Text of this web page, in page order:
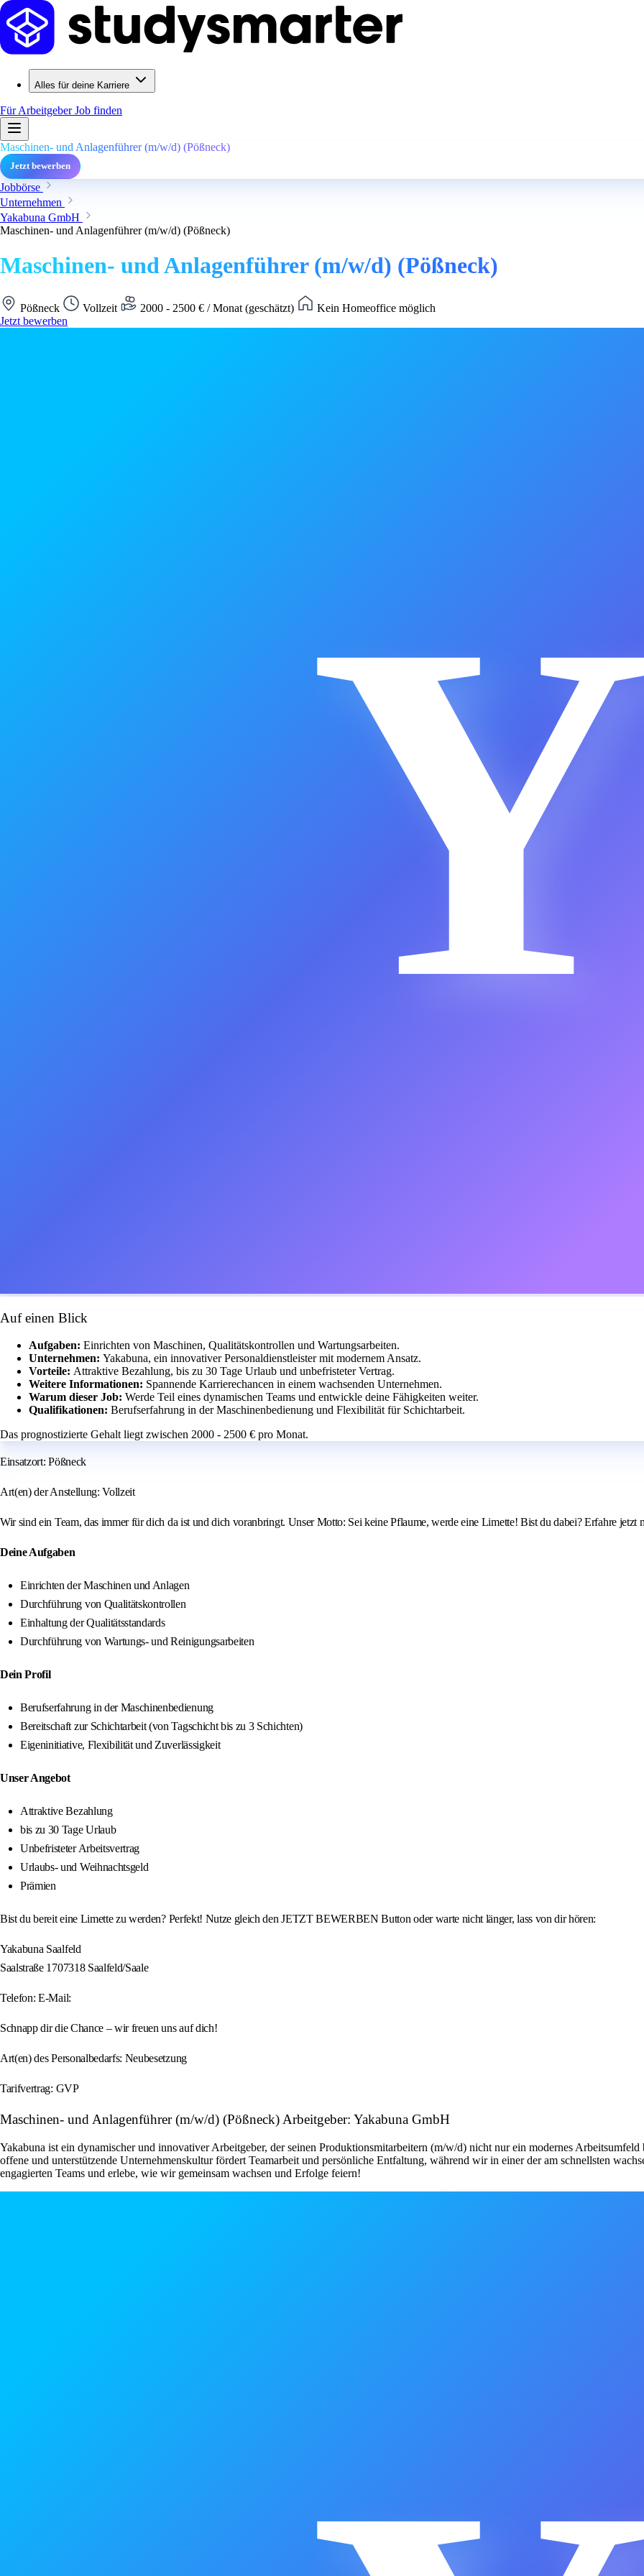
Alles für deine Karriere
Für ArbeitgeberJob finden
Maschinen- und Anlagenführer (m/w/d) (Pößneck)
Jetzt bewerben
Jobbörse
Unternehmen
Yakabuna GmbH
Maschinen- und Anlagenführer (m/w/d) (Pößneck)
Maschinen- und Anlagenführer (m/w/d) (Pößneck)
Pößneck Vollzeit 2000 - 2500 € / Monat (geschätzt)
Kein Homeoffice möglich
Jetzt bewerben
Auf einen Blick
Aufgaben: Einrichten von Maschinen, Qualitätskontrollen und Wartungsarbeiten.
Unternehmen: Yakabuna, ein innovativer Personaldienstleister mit modernem Ansatz.
Vorteile: Attraktive Bezahlung, bis zu 30 Tage Urlaub und unbefristeter Vertrag.
Weitere Informationen: Spannende Karrierechancen in einem wachsenden Unternehmen.
Warum dieser Job: Werde Teil eines dynamischen Teams und entwickle deine Fähigkeiten weiter.
Qualifikationen: Berufserfahrung in der Maschinenbedienung und Flexibilität für Schichtarbeit.
Das prognostizierte Gehalt liegt zwischen 2000 - 2500 € pro Monat.
Einsatzort: Pößneck
Art(en) der Anstellung: Vollzeit
Wir sind ein Team, das immer für dich da ist und dich voranbringt. Unser Motto: Sei keine Pflaume, werde eine Limette! Bist du dabei? Erfahre jetzt
Deine Aufgaben
Einrichten der Maschinen und Anlagen
Durchführung von Qualitätskontrollen
Einhaltung der Qualitätsstandards
Durchführung von Wartungs- und Reinigungsarbeiten
Dein Profil
Berufserfahrung in der Maschinenbedienung
Bereitschaft zur Schichtarbeit (von Tagschicht bis zu 3 Schichten)
Eigeninitiative, Flexibilität und Zuverlässigkeit
Unser Angebot
Attraktive Bezahlung
bis zu 30 Tage Urlaub
Unbefristeter Arbeitsvertrag
Urlaubs- und Weihnachtsgeld
Prämien
Bist du bereit eine Limette zu werden? Perfekt! Nutze gleich den JETZT BEWERBEN Button oder warte nicht länger, lass von dir hören:
Yakabuna Saalfeld
Saalstraße 1707318 Saalfeld/Saale
Telefon: E-Mail:
Schnapp dir die Chance – wir freuen uns auf dich!
Art(en) des Personalbedarfs: Neubesetzung
Tarifvertrag: GVP
Maschinen- und Anlagenführer (m/w/d) (Pößneck) Arbeitgeber: Yakabuna GmbH
Yakabuna ist ein dynamischer und innovativer Arbeitgeber, der seinen Produktionsmitarbeitern (m/w/d) nicht nur ein modernes
offene und unterstützende Unternehmenskultur fördert Teamarbeit und persönliche Entfaltung, während wir in einer der am schnellsten
engagierten Teams und erlebe, wie wir gemeinsam wachsen und Erfolge feiern!